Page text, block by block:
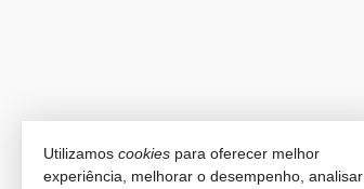
Utilizamos cookies para oferecer melhor
experiência, melhorar o desempenho, analisar